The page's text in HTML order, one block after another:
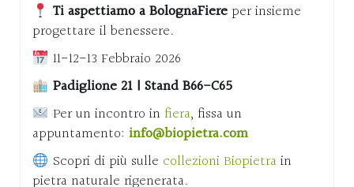
Ti aspettiamo a BolognaFiereper insieme
progettare il benessere.
11-12-13 Febbraio 2026
Padiglione 21 | Stand B66-C65
Per un incontro in fiera, fissa un
appuntamento: info@biopietra.com
Scopri di più sulle collezioni Biopietra in
pietra naturale rigenerata.